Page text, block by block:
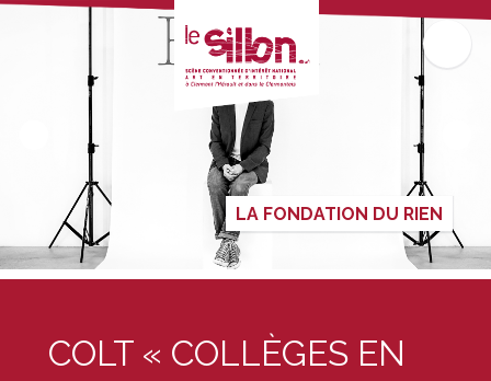
LA FONDATION DU RIEN
COLT « COLLÈGES EN